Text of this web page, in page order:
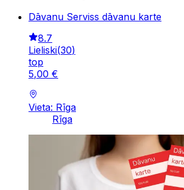
Dāvanu Serviss dāvanu karte
8.7
Lieliski(30)
top
5,00 €
Vieta: Rīga
Rīga